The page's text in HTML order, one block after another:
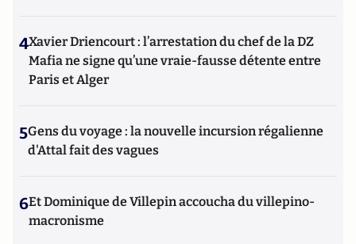
4Xavier Driencourt : l’arrestation du chef de la DZ
Mafia ne signe qu’une vraie-fausse détente entre
Paris et Alger
5Gens du voyage : la nouvelle incursion régalienne
d'Attal fait des vagues
6Et Dominique de Villepin accoucha du villepino-
macronisme